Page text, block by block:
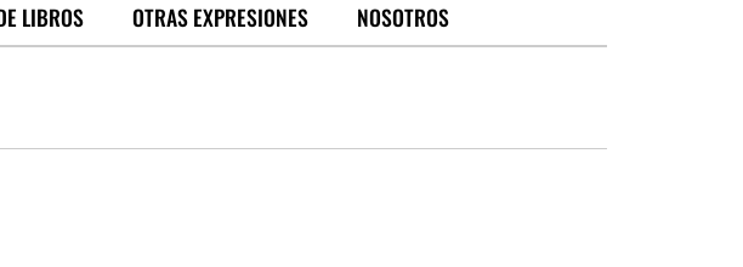
LIBROS OTRAS EXPRESIONES NOSOTROS